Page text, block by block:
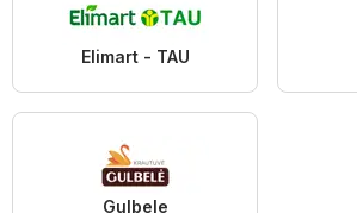
Elimart - TAU
Gulbele